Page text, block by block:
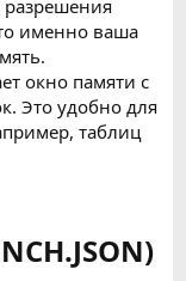
разрешения
именно ваша
окно памяти с
Это удобно для
таблиц